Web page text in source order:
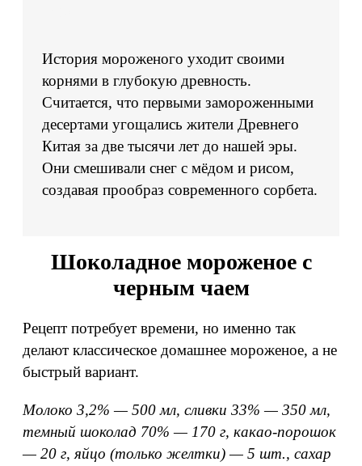
История мороженого уходит своими
корнями в глубокую древность.
Считается, что первыми замороженными
десертами угощались жители Древнего
Китая за две тысячи лет до нашей эры.
Они смешивали снег с мёдом и рисом,
создавая прообраз современного сорбета.
Шоколадное мороженое с
черным чаем
Рецепт потребует времени, но именно так
делают классическое домашнее мороженое, а не
быстрый вариант.
Молоко 3,2% — 500 мл, сливки 33% — 350 мл,
темный шоколад 70% — 170 г, какао-порошок
— 20 г, яйцо (только желтки) — 5 шт., сахар